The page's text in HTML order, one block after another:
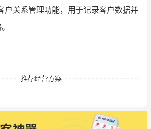
户关系管理功能，用于记录客户数据并
推荐经营方案